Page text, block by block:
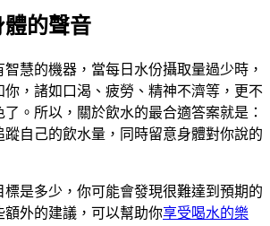
的聲音
慧的機器，當每日水份攝取量過少時，
你，諸如口渴、疲勞、精神不濟等，更不
。所以，關於飲水的最合適答案就是：
蹤自己的飲水量，同時留意身體對你說的
標是多少，你可能會發現很難達到預期的
額外的建議，可以幫助你享受喝水的樂